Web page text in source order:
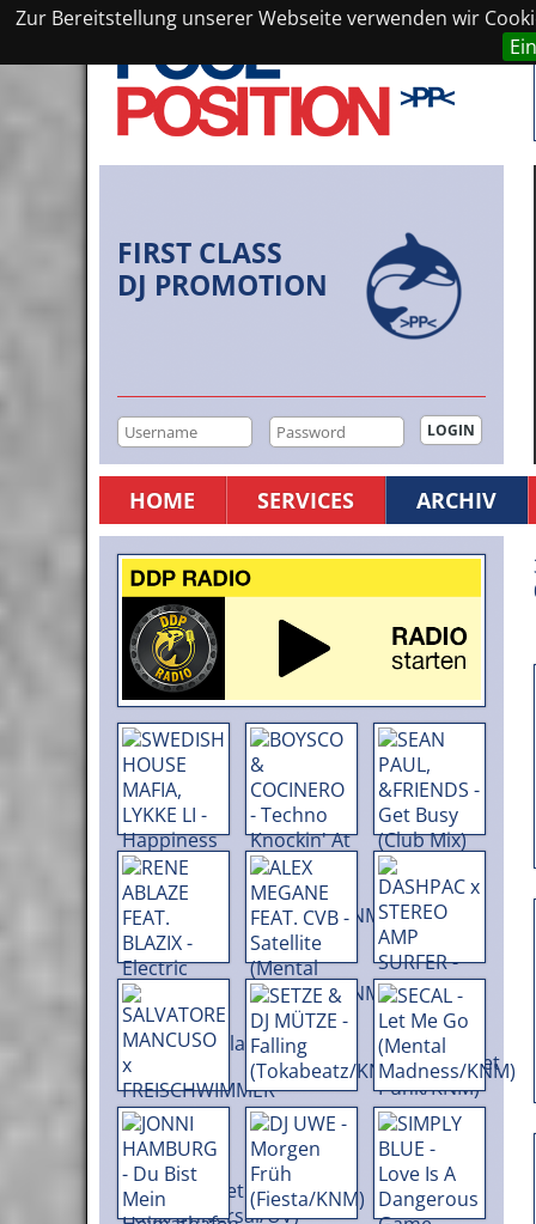
Zur Bereitstellung unserer Webseite verwenden wir
FIRST CLASS
DJ PROMOTION
HOME SERVICES ARCHIV